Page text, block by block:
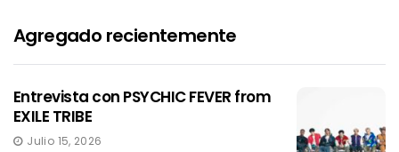
Agregado recientemente
Entrevista con PSYCHIC FEVER from
EXILE TRIBE
Julio 15, 2026